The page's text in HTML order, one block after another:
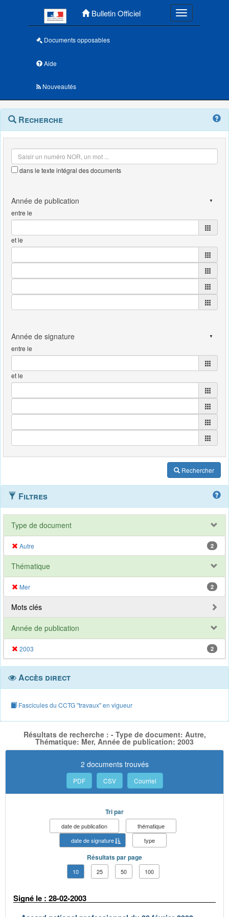
Bulletin Officiel Toggle
Documents opposables
Aide
Nouveautés
Navigation
outils
Menu
contextuel
Recherche
dans le texte intégral des documents
entre le
et le
entre le
et le
Rechercher
Filtres
Type de document
Autre 2
Thématique
Mer 2
Mots clés
Année de publication
2003 2
Accès direct
Fascicules du CCTG "travaux" en vigueur
Résultats de recherche : - Type de document: Autre,
Thématique: Mer, Année de publication: 2003
2 documents trouvés
PDF CSV Courriel
Tri par
date de publication
thématique
date de signature
type
Résultats par page
10 25 50 100
Signé le : 28-02-2003